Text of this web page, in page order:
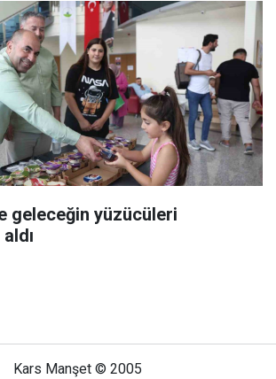
geleceğin yüzücüleri
Kars Manşet © 2005